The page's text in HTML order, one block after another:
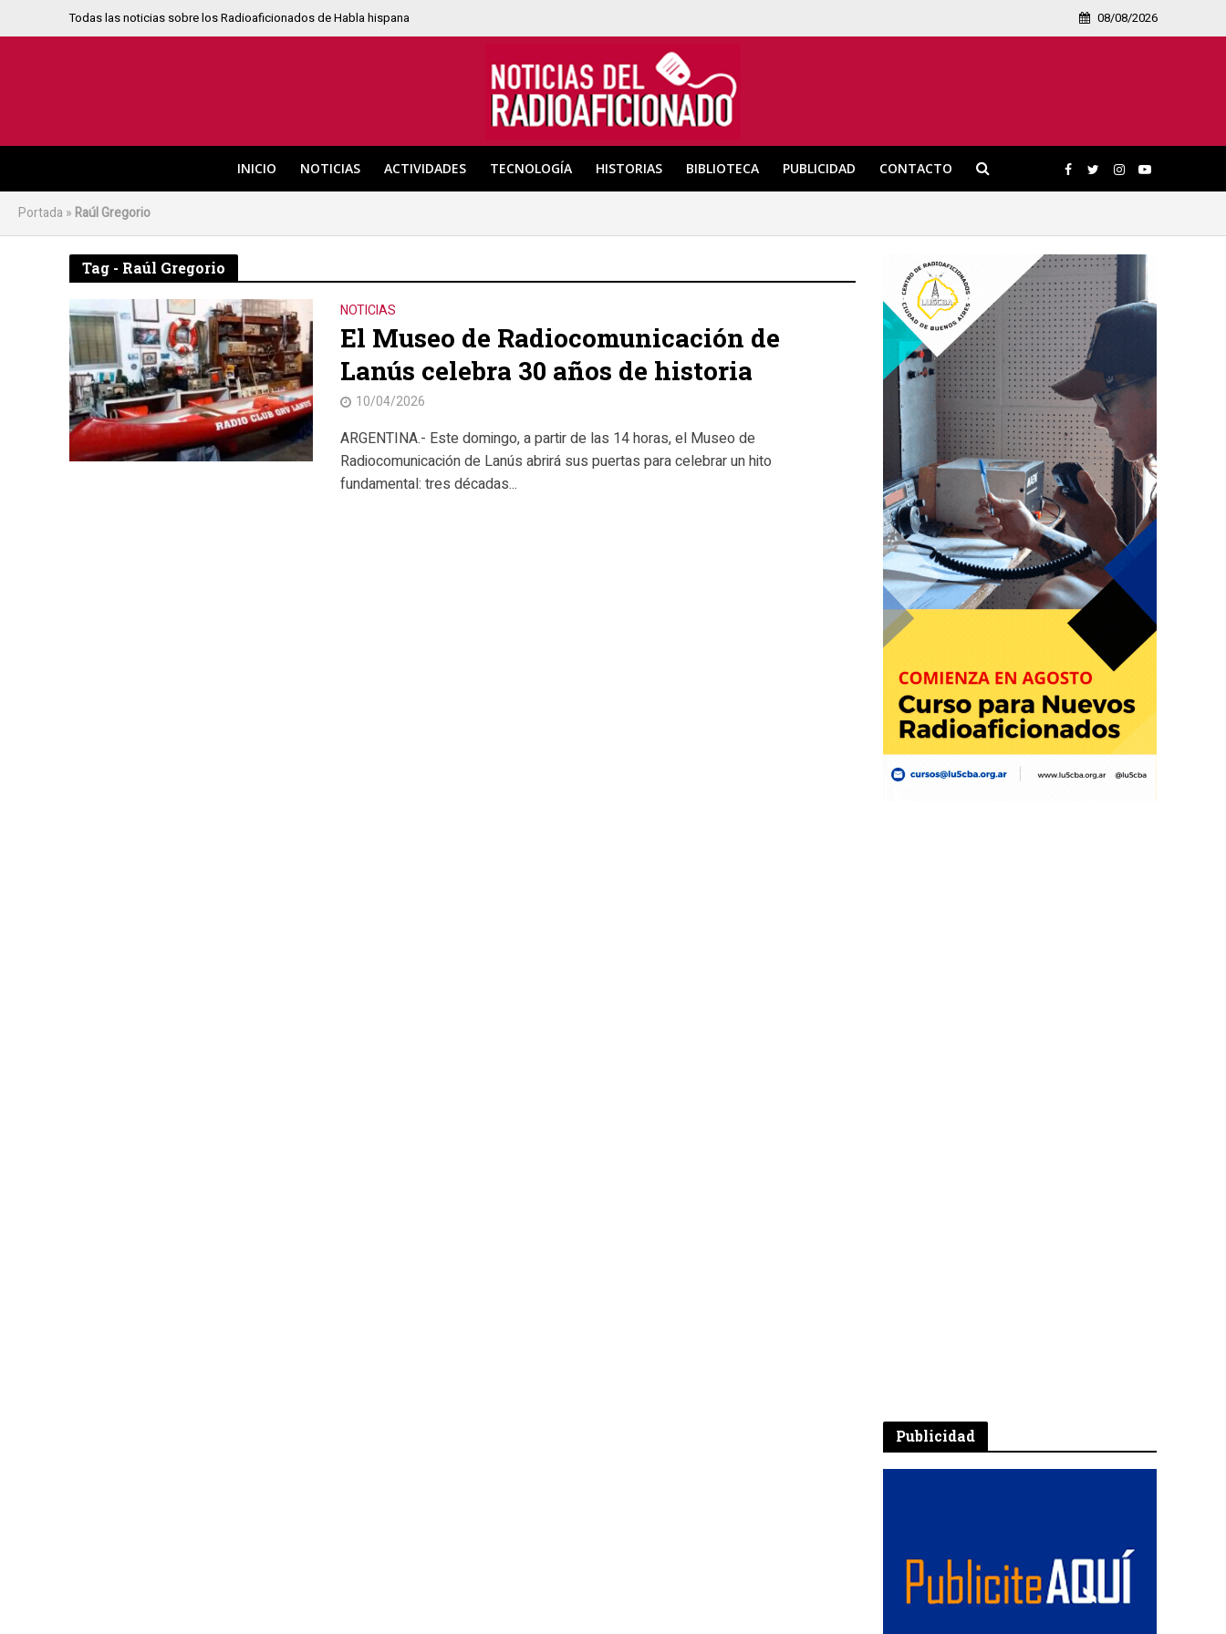
Todas las noticias sobre los Radioaficionados de Habla hispana 08/08/2026
INICIO NOTICIAS ACTIVIDADES TECNOLOGÍA HISTORIAS BIBLIOTECA PUBLICIDAD CONTACTO
Portada » Raúl Gregorio
Tag - Raúl Gregorio
NOTICIAS
El Museo de Radiocomunicación de
Lanús celebra 30 años de historia
10/04/2026
ARGENTINA.- Este domingo, a partir de las 14 horas, el Museo de
Radiocomunicación de Lanús abrirá sus puertas para celebrar un hito
fundamental: tres décadas...
Publicidad